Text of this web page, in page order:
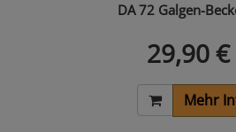
DA 72 Galgen-
29,90
Mehr